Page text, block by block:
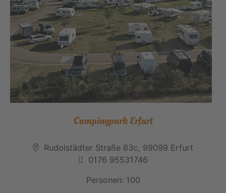
Campingpark Erfurt
Rudolstädter Straße 83c, 99099 Erfurt
0176 95531746
Personen: 100